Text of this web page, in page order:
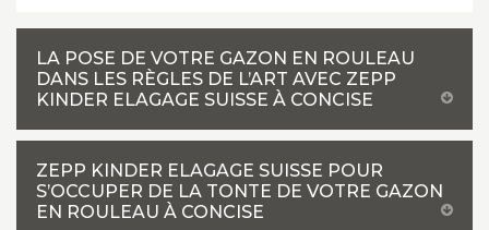
LA POSE DE VOTRE GAZON EN ROULEAU
DANS LES RÈGLES DE L’ART AVEC ZEPP
KINDER ELAGAGE SUISSE À CONCISE
ZEPP KINDER ELAGAGE SUISSE POUR
S’OCCUPER DE LA TONTE DE VOTRE GAZON
EN ROULEAU À CONCISE